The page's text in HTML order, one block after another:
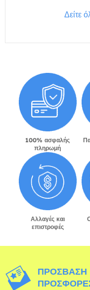
Δείτε
100% ασφαλής
πληρωμή
Αλλαγές και
επιστροφές
ΠΡΌΣΒΑΣΗ